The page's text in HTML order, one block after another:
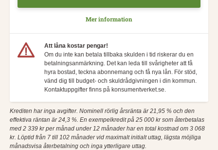
Mer information
Att låna kostar pengar!
Om du inte kan betala tillbaka skulden i tid riskerar du en
betalningsanmärkning. Det kan leda till svårigheter att få
hyra bostad, teckna abonnemang och få nya lån. För stöd,
vänd dig till budget- och skuldrådgivningen i din kommun.
Kontaktuppgifter finns på konsumentverket.se.
Krediten har inga avgifter. Nominell rörlig årsränta är 21,95 % och den
effektiva räntan är 24,3 %. En exempelkredit på 25 000 kr som återbetalas
med 2 339 kr per månad under 12 månader har en total kostnad om 3 068
kr. Löptid från 7 till 102 månader vid maximalt initialt uttag, lägsta möjliga
månadsvisa återbetalning och inga ytterligare uttag.